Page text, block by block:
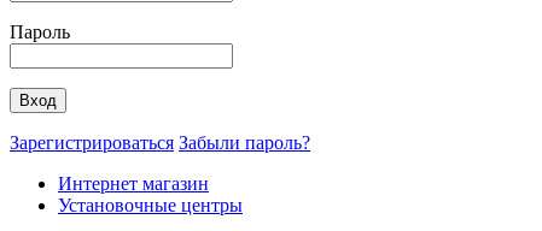
Пароль
Зарегистрироваться Забыли пароль?
Интернет магазин
Установочные центры